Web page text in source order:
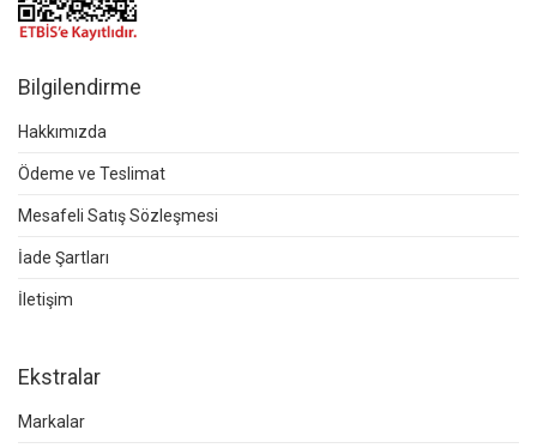
Bilgilendirme
Hakkımızda
Ödeme ve Teslimat
Mesafeli Satış Sözleşmesi
İade Şartları
İletişim
Ekstralar
Markalar